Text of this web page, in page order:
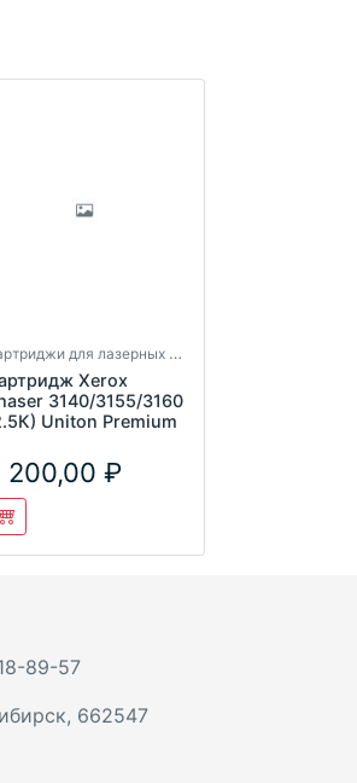
Картриджи для лазерных принтеров
Xerox
3140/3155/3160
Uniton Premium
200,00
89-57
, 662547